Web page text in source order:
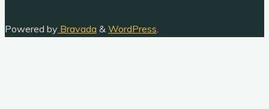
Powered by Bravada & WordPress.